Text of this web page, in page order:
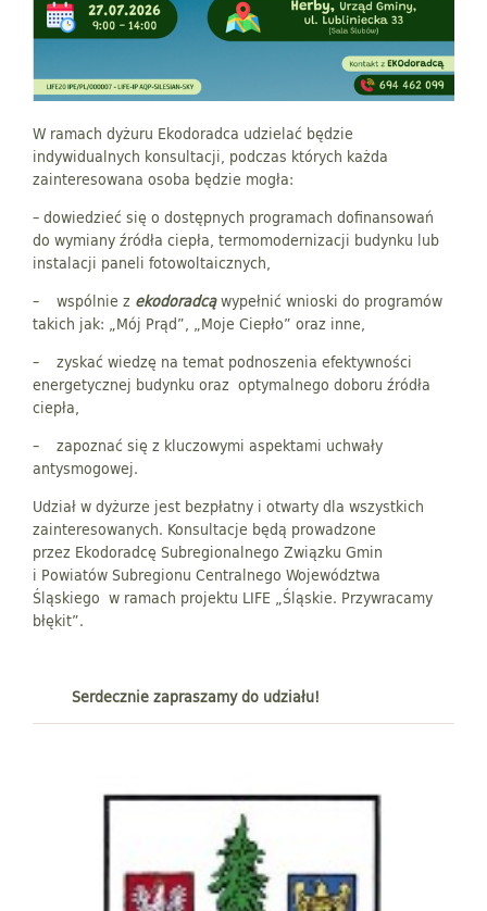
W ramach dyżuru Ekodoradca udzielać będzie
indywidualnych konsultacji, podczas których każda
zainteresowana osoba będzie mogła:
– dowiedzieć się o dostępnych programach dofinansowań
do wymiany źródła ciepła, termomodernizacji budynku lub
instalacji paneli fotowoltaicznych,
– wspólnie z ekodoradcąwypełnić wnioski do programów
takich jak: „Mój Prąd”, „Moje Ciepło” oraz inne,
– zyskać wiedzę na temat podnoszenia efektywności
energetycznej budynku oraz optymalnego doboru źródła
ciepła,
– zapoznać się z kluczowymi aspektami uchwały
antysmogowej.
Udział w dyżurze jest bezpłatny i otwarty dla wszystkich
zainteresowanych. Konsultacje będą prowadzone
przez Ekodoradcę Subregionalnego Związku Gmin
i Powiatów Subregionu Centralnego Województwa
Śląskiego w ramach projektu LIFE „Śląskie. Przywracamy
błękit”.
Serdecznie zapraszamy do udziału!